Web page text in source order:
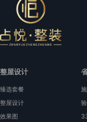
整屋设计
臻选套餐
整屋设计
效果图